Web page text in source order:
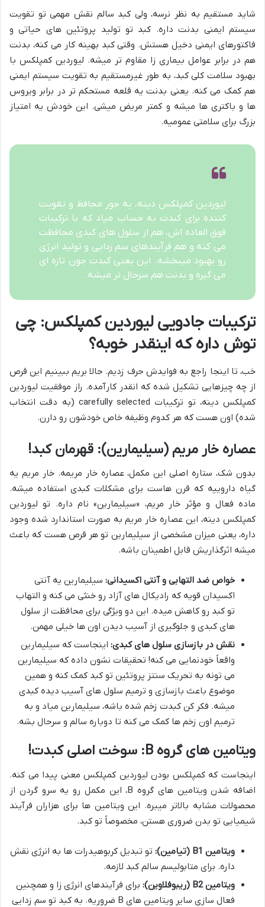
شاید مستقیم به نظر نرسه، ولی کبد سالم نقش مهمی تو تقویت
سیستم ایمنی بدنت داره. کبد تو تولید پروتئین های حیاتی و
فاکتورهای ایمنی دخیل هستش. وقتی کبد بهینه کار می کنه، بدنت
هم در برابر عوامل بیماری زا مقاوم تر میشه. لیوردین کمپلکس با
بهبود سلامت کلی کبد، به طور غیرمستقیم به تقویت سیستم ایمنی
هم کمک می کنه. یعنی بدنت یه قلعه مستحکم تر در برابر ویروس
ها و باکتری ها میشه و کمتر مریض میشی. این خودش یه امتیاز
بزرگ برای سلامتی عمومیه.
لیوردین کمپلکس دینه، یه جور محافظ و تقویت
کننده برای کبدت به حساب میاد که با ترکیبات
فوق العاده اش، هم از سلول های کبدی محافظت
می کنه و هم فرآیندهای سم زدایی و تولید انرژی
رو بهبود میبخشه. این یعنی کبدت جون تازه ای
می گیره و بدنت هم سرحال تر میشه.
ترکیبات جادویی لیوردین کمپلکس: چی
توش داره که اینقدر خوبه؟
خب، تا اینجا راجع به فوایدش حرف زدیم. حالا بریم ببینیم این قرص
از چه چیزهایی تشکیل شده که انقدر کارآمده. راز موفقیت لیوردین
کمپلکس دینه، تو ترکیبات carefully selected (به دقت انتخاب
شده) اون هست که هر کدوم وظیفه خاص خودشون رو دارن.
عصاره خار مریم (سیلیمارین): قهرمان کبد!
بدون شک، ستاره اصلی این مکمل، عصاره خار مریمه. خار مریم یه
گیاه داروییه که قرن هاست برای مشکلات کبدی استفاده میشه.
ماده فعال و مؤثر خار مریم، «سیلیمارین» نام داره. تو لیوردین
کمپلکس دینه، این عصاره خار مریم به صورت استاندارد شده وجود
داره، یعنی میزان مشخصی از سیلیمارین تو هر قرص هست که باعث
میشه اثرگذاریش قابل اطمینان باشه.
خواص ضد التهابی و آنتی اکسیدانی: سیلیمارین یه آنتی
اکسیدان قویه که رادیکال های آزاد رو خنثی می کنه و التهاب
تو کبد رو کاهش میده. این دو ویژگی برای محافظت از سلول
های کبدی و جلوگیری از آسیب دیدن اون ها خیلی مهمن.
نقش در بازسازی سلول های کبدی: اینجاست که سیلیمارین
واقعاً خودنمایی می کنه! تحقیقات نشون داده که سیلیمارین
می تونه به تحریک سنتز پروتئین تو کبد کمک کنه و همین
موضوع باعث بازسازی و ترمیم سلول های آسیب دیده کبدی
میشه. فکر کن کبدت زخم شده باشه، سیلیمارین میاد و به
ترمیم اون زخم ها کمک می کنه تا دوباره سالم و سرحال بشه.
ویتامین های گروه B: سوخت اصلی کبدت!
اینجاست که کمپلکس بودن لیوردین کمپلکس معنی پیدا می کنه.
اضافه شدن ویتامین های گروه B، این مکمل رو یه سرو گردن از
محصولات مشابه بالاتر میبره. این ویتامین ها برای هزاران فرآیند
شیمیایی تو بدن ضروری هستن، مخصوصاً تو کبد.
ویتامین B1 (تیامین):
تو تبدیل کربوهیدرات ها به انرژی نقش
داره. برای متابولیسم سالم کبد لازمه.
ویتامین B2 (ریبوفلاوین):
برای فرآیندهای انرژی زا و همچنین
فعال سازی سایر ویتامین های B ضروریه. به کبد تو سم زدایی